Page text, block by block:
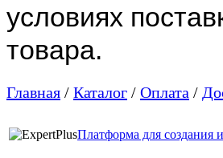
условиях
товара.
Главная / Каталог / Оплата /
Платформа для создания